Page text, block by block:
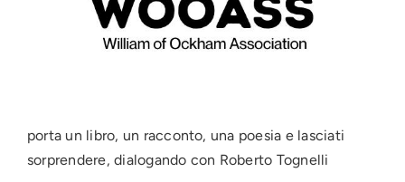
porta un libro, un racconto, una poesia e lasciati
sorprendere, dialogando con Roberto Tognelli